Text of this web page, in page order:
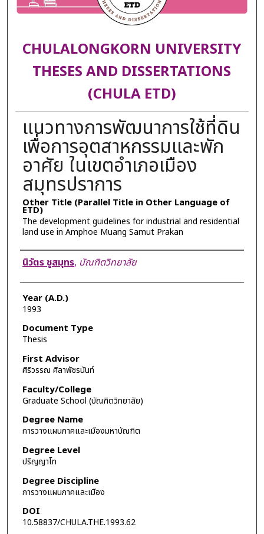
CHULALONGKORN UNIVERSITY
THESES AND DISSERTATIONS
(CHULA ETD)
แนวทางการพัฒนาการใช้ที่ดิน
เพื่อการอุตสาหกรรมและพัก
อาศัย ในเขตอำเภอเมือง
สมุทรปราการ
Other Title (Parallel Title in Other Language of
ETD)
The development guidelines for industrial and residential
land use in Amphoe Muang Samut Prakan
Author
นิวัตร ชูสมุทร, บัณฑิตวิทยาลัย
Year (A.D.)
1993
Document Type
Thesis
First Advisor
ศิริวรรณ ศิลาพัชรนันท์
Faculty/College
Graduate School (บัณฑิตวิทยาลัย)
Degree Name
การวางแผนภาคและเมืองมหาบัณฑิต
Degree Level
ปริญญาโท
Degree Discipline
การวางแผนภาคและเมือง
DOI
10.58837/CHULA.THE.1993.62